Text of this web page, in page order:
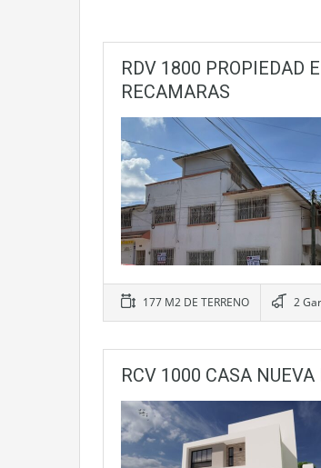
RDV 1800 PROPIEDAD
RECAMARAS
177 M2 DE TERRENO 2
RCV 1000 CASA